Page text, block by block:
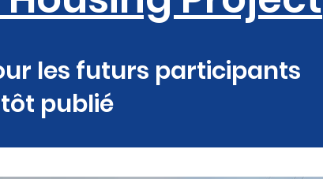
les futurs participants
publié